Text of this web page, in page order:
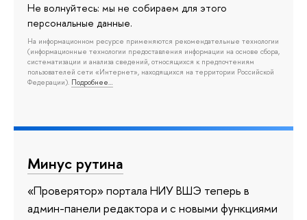
Не волнуйтесь: мы не собираем для этого
персональные данные.
На информационном ресурсе применяются рекомендательные технологии
(информационные технологии предоставления информации на основе сбора,
систематизации и анализа сведений, относящихся к предпочтениям
пользователей сети «Интернет», находящихся на территории Российской
Федерации). Подробнее…
Минус рутина
«Проверятор» портала НИУ ВШЭ теперь в
админ-панели редактора и с новыми функциями